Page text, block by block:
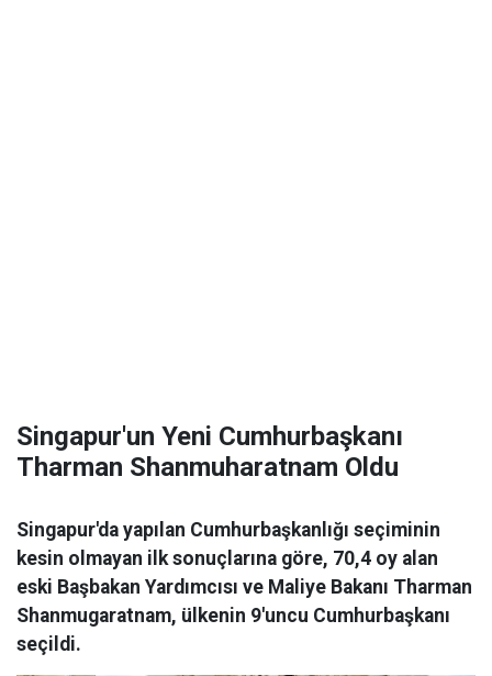
Singapur'un Yeni Cumhurbaşkanı
Tharman Shanmuharatnam Oldu
Singapur'da yapılan Cumhurbaşkanlığı seçiminin
kesin olmayan ilk sonuçlarına göre, 70,4 oy alan
eski Başbakan Yardımcısı ve Maliye Bakanı Tharman
Shanmugaratnam, ülkenin 9'uncu Cumhurbaşkanı
seçildi.